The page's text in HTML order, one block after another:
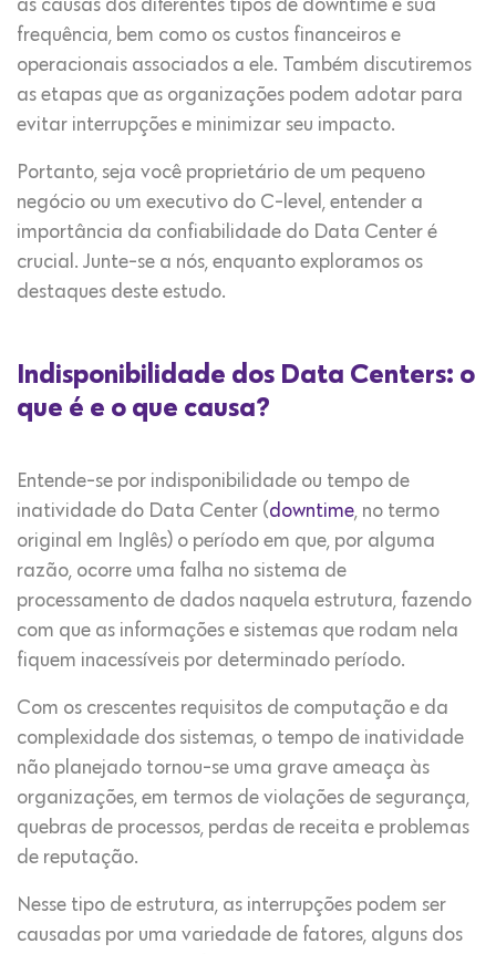
as causas dos diferentes tipos de downtime e sua
frequência, bem como os custos financeiros e
operacionais associados a ele. Também discutiremos
as etapas que as organizações podem adotar para
evitar interrupções e minimizar seu impacto.
Portanto, seja você proprietário de um pequeno
negócio ou um executivo do C-level, entender a
importância da confiabilidade do Data Center é
crucial. Junte-se a nós, enquanto exploramos os
destaques deste estudo.
Indisponibilidade dos Data Centers: o
que é e o que causa?
Entende-se por indisponibilidade ou tempo de
inatividade do Data Center (downtime, no termo
original em Inglês) o período em que, por alguma
razão, ocorre uma falha no sistema de
processamento de dados naquela estrutura, fazendo
com que as informações e sistemas que rodam nela
fiquem inacessíveis por determinado período.
Com os crescentes requisitos de computação e da
complexidade dos sistemas, o tempo de inatividade
não planejado tornou-se uma grave ameaça às
organizações, em termos de violações de segurança,
quebras de processos, perdas de receita e problemas
de reputação.
Nesse tipo de estrutura, as interrupções podem ser
causadas por uma variedade de fatores, alguns dos